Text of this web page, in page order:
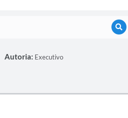
Autoria: Executivo